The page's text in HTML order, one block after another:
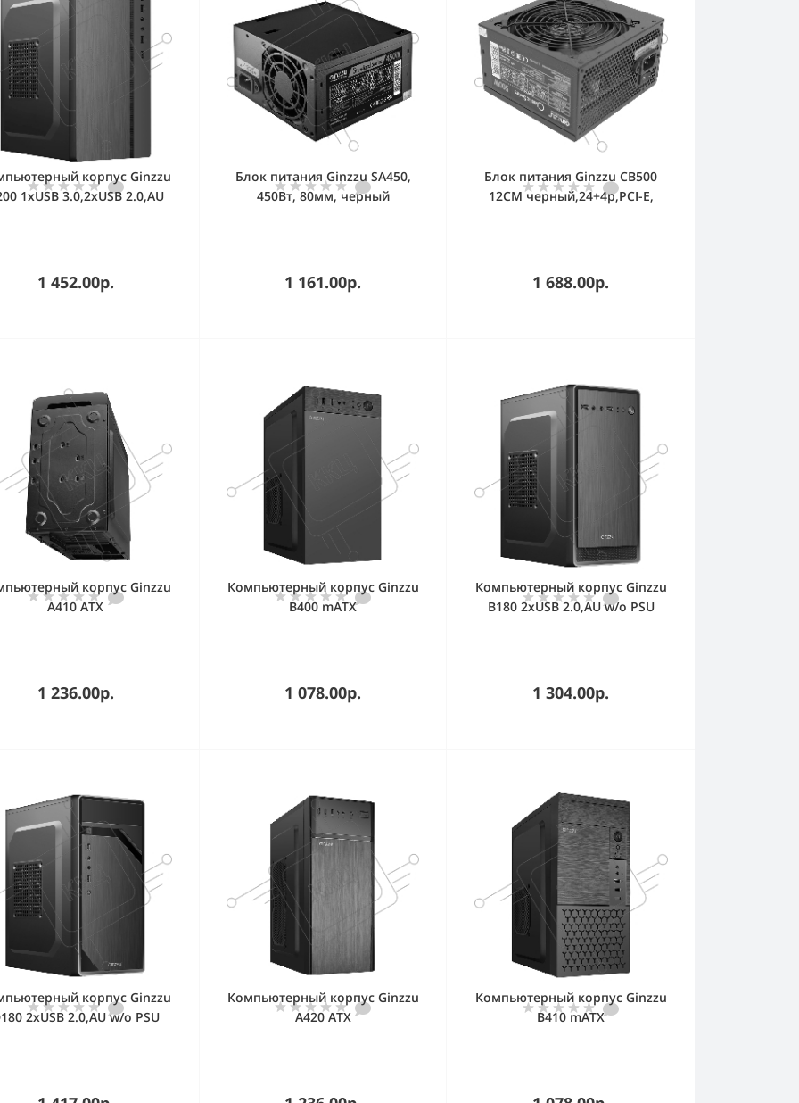
корпус Ginzzu
1хUSB 3.0,2хUSB 2.0,AU
1 452.00р.
Блок питания Ginzzu SA450,
450Вт, 80мм, черный
1 161.00р.
Блок питания Ginzzu CB500
12CM черный,24+4p,PCI-E,
1 688.00р.
корпус Ginzzu
A410 ATX
1 236.00р.
Компьютерный корпус Ginzzu
B400 mATX
1 078.00р.
Компьютерный корпус Ginzzu
B180 2хUSB 2.0,AU w/o PSU
1 304.00р.
корпус Ginzzu
2хUSB 2.0,AU w/o PSU
Компьютерный корпус Ginzzu
A420 ATX
Компьютерный корпус Ginzzu
B410 mATX